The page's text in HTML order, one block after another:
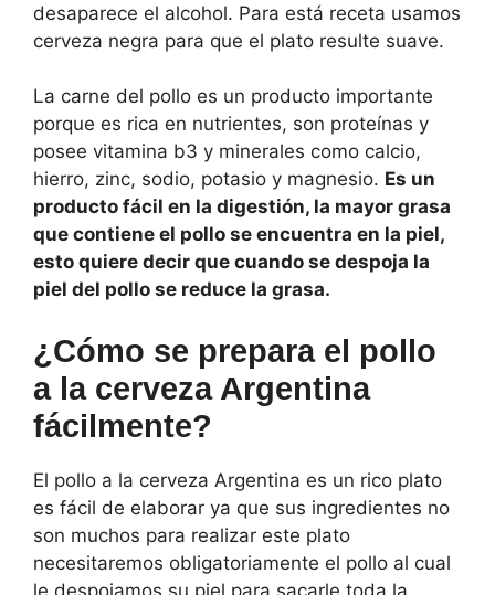
desaparece el alcohol. Para está receta usamos
cerveza negra para que el plato resulte suave.
La carne del pollo es un producto importante
porque es rica en nutrientes, son proteínas y
posee vitamina b3 y minerales como calcio,
hierro, zinc, sodio, potasio y magnesio. Es un
producto fácil en la digestión, la mayor grasa
que contiene el pollo se encuentra en la piel,
esto quiere decir que cuando se despoja la
piel del pollo se reduce la grasa.
¿Cómo se prepara el pollo
a la cerveza Argentina
fácilmente?
El pollo a la cerveza Argentina es un rico plato
es fácil de elaborar ya que sus ingredientes no
son muchos para realizar este plato
necesitaremos obligatoriamente el pollo al cual
le despojamos su piel para sacarle toda la